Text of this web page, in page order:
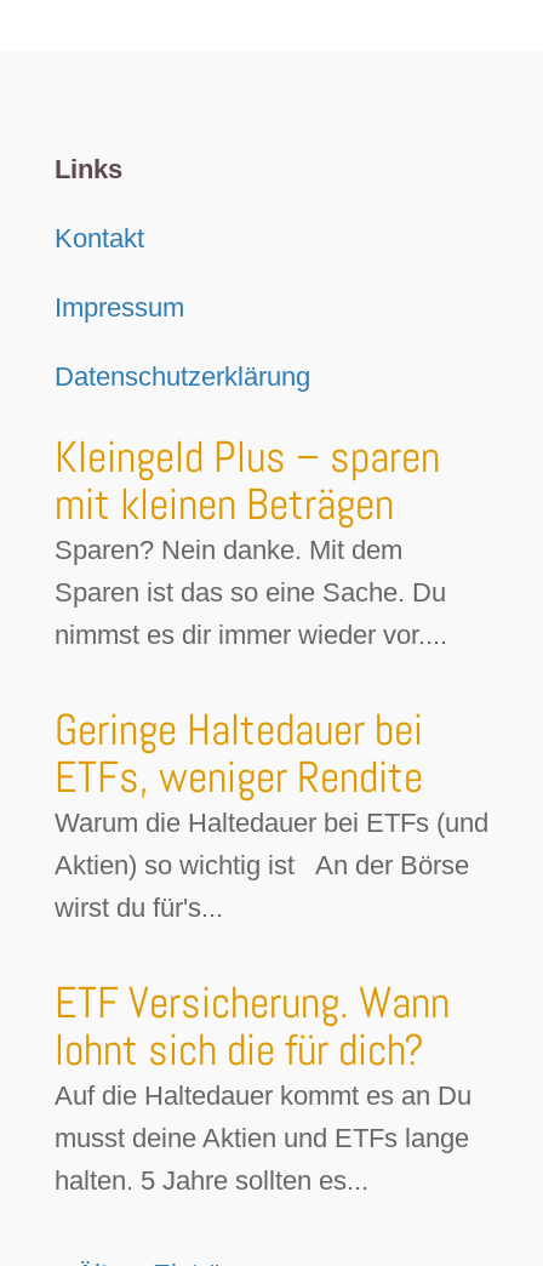
Links
Kontakt
Impressum
Datenschutzerklärung
Kleingeld Plus – sparen
mit kleinen Beträgen
Sparen? Nein danke. Mit dem
Sparen ist das so eine Sache. Du
nimmst es dir immer wieder vor....
Geringe Haltedauer bei
ETFs, weniger Rendite
Warum die Haltedauer bei ETFs (und
Aktien) so wichtig ist An der Börse
wirst du für's...
ETF Versicherung. Wann
lohnt sich die für dich?
Auf die Haltedauer kommt es an Du
musst deine Aktien und ETFs lange
halten. 5 Jahre sollten es...